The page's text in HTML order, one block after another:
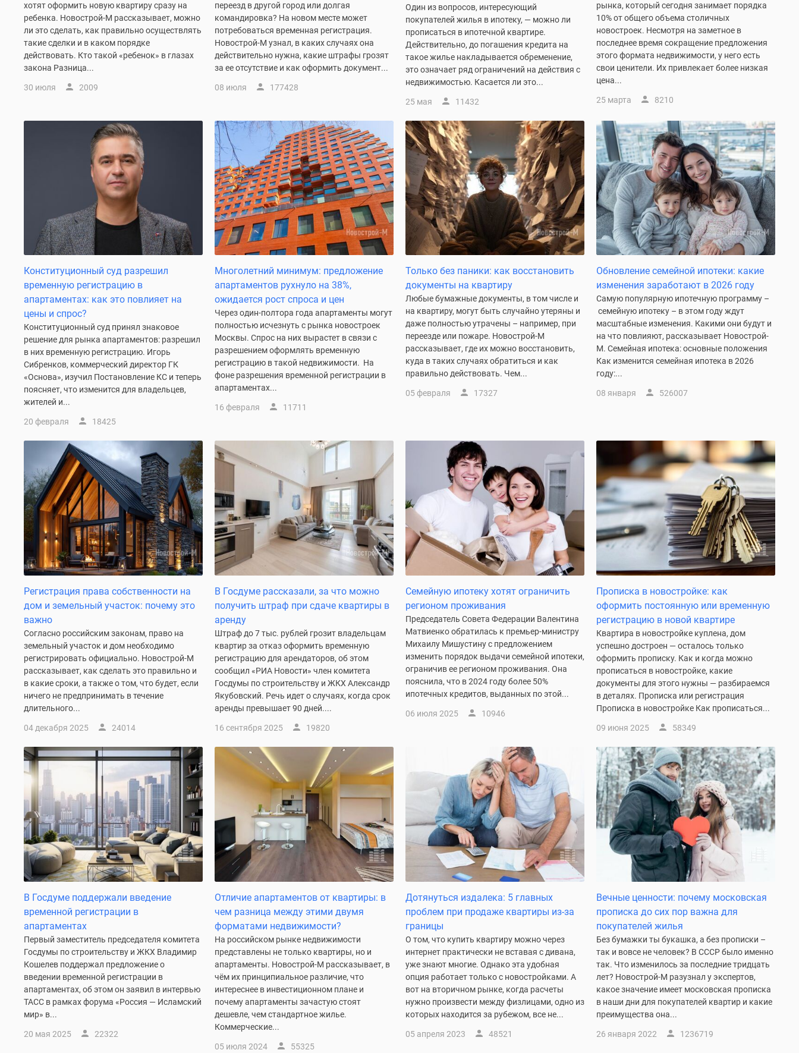
комнатные
Квартиры
Ипотечный
калькулятор
ипотека
Покупателю
Экспертиза
новостроек
авторы
проекте
Контакты
Реклама
#рассрочка
ипотека
Квартиры
скидками
новостроек
Субсидированная
Rutube
Москве
Программа
реновации
Новостройки
класса
Новостройки
Рассрочка
Траншевая
ипотека
коттеджи
Коттеджные
Москве
Готовые
коттеджные
Строящиеся
коттеджные
поселки
Коттеджные
поселки
хотят оформить новую квартиру сразу на
ребенка. Новострой-М рассказывает, можно
ли это сделать, как правильно осуществлять
такие сделки и в каком порядке
действовать. Кто такой «ребенок» в глазах
закона Разница...
30 июля 2009
переезд в другой город или долгая
командировка? На новом месте может
потребоваться временная регистрация.
Новострой-М узнал, в каких случаях она
действительно нужна, какие штрафы грозят
за ее отсутствие и как оформить документ...
08 июля 177428
Один из вопросов, интересующий
покупателей жилья в ипотеку, — можно ли
прописаться в ипотечной квартире.
Действительно, до погашения кредита на
такое жилье накладывается обременение,
это означает ряд ограничений на действия с
недвижимостью. Касается ли это...
25 мая 11432
рынка, который сегодня занимает порядка
10% от общего объема столичных
новостроек. Несмотря на заметное в
последнее время сокращение предложения
этого формата недвижимости, у него есть
свои ценители. Их привлекает более низкая
цена...
25 марта 8210
Конституционный суд разрешил
временную регистрацию в
апартаментах: как это повлияет на
цены и спрос?
Конституционный суд принял знаковое
решение для рынка апартаментов: разрешил
в них временную регистрацию. Игорь
Сибренков, коммерческий директор ГК
«Основа», изучил Постановление КС и теперь
поясняет, что изменится для владельцев,
жителей и...
20 февраля 18425
Многолетний минимум: предложение
апартаментов рухнуло на 38%,
ожидается рост спроса и цен
Через один-полтора года апартаменты могут
полностью исчезнуть с рынка новостроек
Москвы. Спрос на них вырастет в связи с
разрешением оформлять временную
регистрацию в такой недвижимости. На
фоне разрешения временной регистрации в
апартаментах...
16 февраля 11711
Только без паники: как восстановить
документы на квартиру
Любые бумажные документы, в том числе и
на квартиру, могут быть случайно утеряны и
даже полностью утрачены – например, при
переезде или пожаре. Новострой-М
рассказывает, где их можно восстановить,
куда в таких случаях обратиться и как
правильно действовать. Чем...
05 февраля 17327
Обновление семейной ипотеки: какие
изменения заработают в 2026 году
Самую популярную ипотечную программу –
семейную ипотеку – в этом году ждут
масштабные изменения. Какими они будут и
на что повлияют, рассказывает Новострой-
М. Семейная ипотека: основные положения
Как изменится семейная ипотека в 2026
году:...
08 января 526007
Регистрация права собственности на
дом и земельный участок: почему это
важно
Согласно российским законам, право на
земельный участок и дом необходимо
регистрировать официально. Новострой-М
рассказывает, как сделать это правильно и
в какие сроки, а также о том, что будет, если
ничего не предпринимать в течение
длительного...
04 декабря 2025 24014
В Госдуме рассказали, за что можно
получить штраф при сдаче квартиры в
аренду
Штраф до 7 тыс. рублей грозит владельцам
квартир за отказ оформить временную
регистрацию для арендаторов, об этом
сообщил «РИА Новости» член комитета
Госдумы по строительству и ЖКХ Александр
Якубовский. Речь идет о случаях, когда срок
аренды превышает 90 дней....
16 сентября 2025 19820
Семейную ипотеку хотят ограничить
регионом проживания
Председатель Совета Федерации Валентина
Матвиенко обратилась к премьер-министру
Михаилу Мишустину с предложением
изменить порядок выдачи семейной ипотеки,
ограничив ее регионом проживания. Она
пояснила, что в 2024 году более 50%
ипотечных кредитов, выданных по этой...
06 июля 2025 10946
Прописка в новостройке: как
оформить постоянную или временную
регистрацию в новой квартире
Квартира в новостройке куплена, дом
успешно достроен — осталось только
оформить прописку. Как и когда можно
прописаться в новостройке, какие
документы для этого нужны — разбираемся
в деталях. Прописка или регистрация
Прописка в новостройке Как прописаться...
09 июня 2025 58349
В Госдуме поддержали введение
временной регистрации в
апартаментах
Первый заместитель председателя комитета
Госдумы по строительству и ЖКХ Владимир
Кошелев поддержал предложение о
введении временной регистрации в
апартаментах, об этом он заявил в интервью
ТАСС в рамках форума «Россия — Исламский
мир» в...
20 мая 2025 22322
Отличие апартаментов от квартиры: в
чем разница между этими двумя
форматами недвижимости?
На российском рынке недвижимости
представлены не только квартиры, но и
апартаменты. Новострой-М рассказывает, в
чём их принципиальное различие, что
интереснее в инвестиционном плане и
почему апартаменты зачастую стоят
дешевле, чем стандартное жилье.
Коммерческие...
05 июля 2024 55325
Дотянуться издалека: 5 главных
проблем при продаже квартиры из-за
границы
О том, что купить квартиру можно через
интернет практически не вставая с дивана,
уже знают многие. Однако эта удобная
опция работает только с новостройками. А
вот на вторичном рынке, когда расчеты
нужно произвести между физлицами, одно из
которых находится за рубежом, все не...
05 апреля 2023 48521
Вечные ценности: почему московская
прописка до сих пор важна для
покупателей жилья
Без бумажки ты букашка, а без прописки –
так и вовсе не человек? В СССР было именно
так. Что изменилось за последние тридцать
лет? Новострой-М разузнал у экспертов,
какое значение имеет московская прописка
в наши дни для покупателей квартир и какие
преимущества она...
26 января 2022 1236719